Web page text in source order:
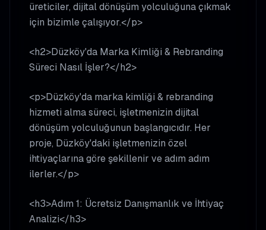
üreticiler, dijital dönüşüm yolculuğuna çıkmak
için bizimle çalışıyor.</p>
<h2>Düzköy'da Marka Kimliği & Rebranding
Süreci Nasıl İşler?</h2>
<p>Düzköy'da marka kimliği & rebranding
hizmeti alma süreci, işletmenizin dijital
dönüşüm yolculuğunun başlangıcıdır. Her
proje, Düzköy'daki işletmenizin özel
ihtiyaçlarına göre şekillenir ve adım adım
ilerler.</p>
<h3>Adım 1: Ücretsiz Danışmanlık ve İhtiyaç
Analizi</h3>